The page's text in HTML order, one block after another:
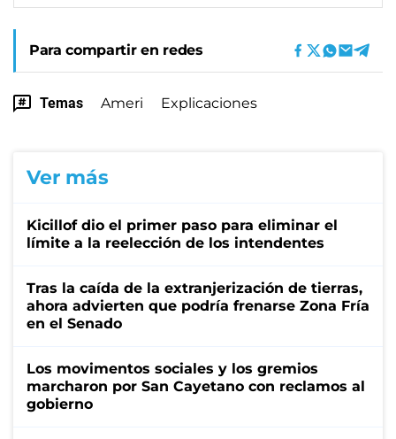
Para compartir en redes
Temas Ameri Explicaciones
Ver más
Kicillof dio el primer paso para eliminar el
límite a la reelección de los intendentes
Tras la caída de la extranjerización de tierras,
ahora advierten que podría frenarse Zona Fría
en el Senado
Los movimentos sociales y los gremios
marcharon por San Cayetano con reclamos al
gobierno